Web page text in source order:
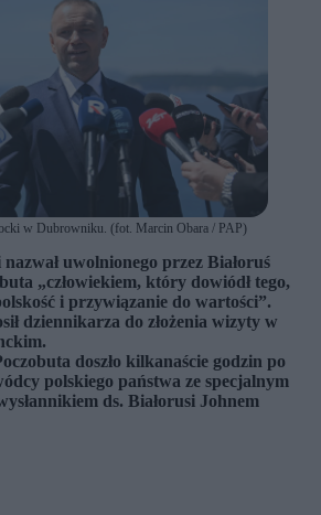
w Dubrowniku. (fot. Marcin Obara / PAP)
uwolnionego przez Białoruś
„człowiekiem, który dowiódł tego,
i przywiązanie do wartości”.
dziennikarza do złożenia wizyty w
doszło kilkanaście godzin po
polskiego państwa ze specjalnym
ds. Białorusi Johnem